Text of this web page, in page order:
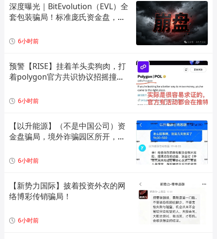
深度曝光｜BitEvolution（EVL）全
套包装骗局！标准庞氏资金盘，多
6小时前
预警【RISE】挂着羊头卖狗肉，打
着polygon官方共识协议招摇撞
模型，崩盘倒计时！
6小时前
【以升能源】（不是中国公司）资
金盘骗局，境外诈骗园区所开，单
6小时前
【新势力国际】披着投资外衣的网
络博彩传销骗局！
6小时前